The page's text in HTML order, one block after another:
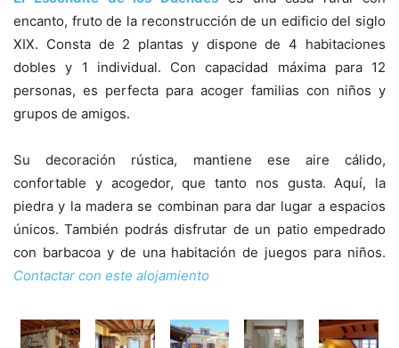
encanto, fruto de la reconstrucción de un edificio del siglo
XIX. Consta de 2 plantas y dispone de 4 habitaciones
dobles y 1 individual. Con capacidad máxima para 12
personas, es perfecta para acoger familias con niños y
grupos de amigos.
Su decoración rústica, mantiene ese aire cálido,
confortable y acogedor, que tanto nos gusta. Aquí, la
piedra y la madera se combinan para dar lugar a espacios
únicos. También podrás disfrutar de un patio empedrado
con barbacoa y de una habitación de juegos para niños.
Contactar con este alojamiento